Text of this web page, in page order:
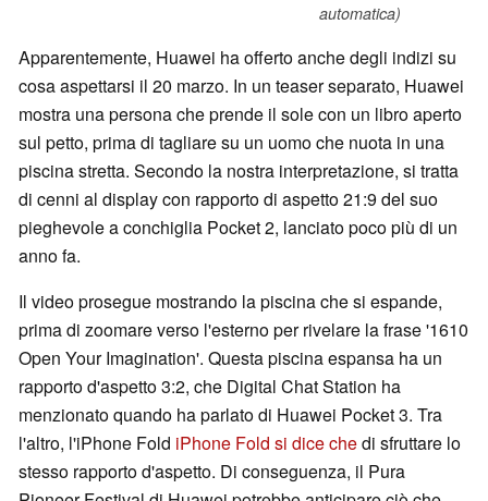
automatica)
Apparentemente, Huawei ha offerto anche degli indizi su
cosa aspettarsi il 20 marzo. In un teaser separato, Huawei
mostra una persona che prende il sole con un libro aperto
sul petto, prima di tagliare su un uomo che nuota in una
piscina stretta. Secondo la nostra interpretazione, si tratta
di cenni al display con rapporto di aspetto 21:9 del suo
pieghevole a conchiglia Pocket 2, lanciato poco più di un
anno fa.
Il video prosegue mostrando la piscina che si espande,
prima di zoomare verso l'esterno per rivelare la frase '1610
Open Your Imagination'. Questa piscina espansa ha un
rapporto d'aspetto 3:2, che Digital Chat Station ha
menzionato quando ha parlato di Huawei Pocket 3. Tra
l'altro, l'iPhone Fold iPhone Fold si dice chedi sfruttare lo
stesso rapporto d'aspetto. Di conseguenza, il Pura